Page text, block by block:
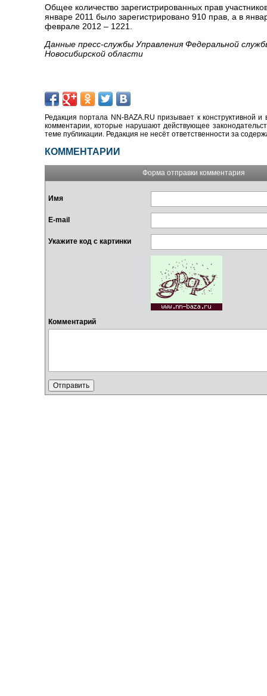
Общее количество зарегистрированных прав
январе 2011 было зарегистрировано 910 прав, а в
феврале 2012 – 1221.
Данные пресс-службы Управления Федеральной
Новосибирской области
Редакция портала NN-BAZA.RU призывает к конструктивной
комментарии, которые нарушают действующее
теме публикации. Редакция не несёт ответственности за
КОММЕНТАРИИ
Форма отправки комментария
Имя
E-mail
Укажите код с картинки
Комментарий